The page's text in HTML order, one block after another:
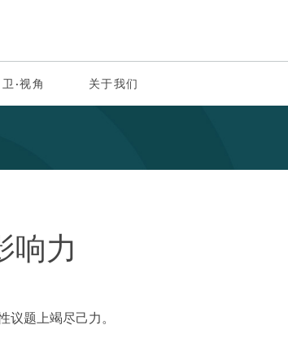
卫·视角 关于我们
响力
议题上竭尽己力。